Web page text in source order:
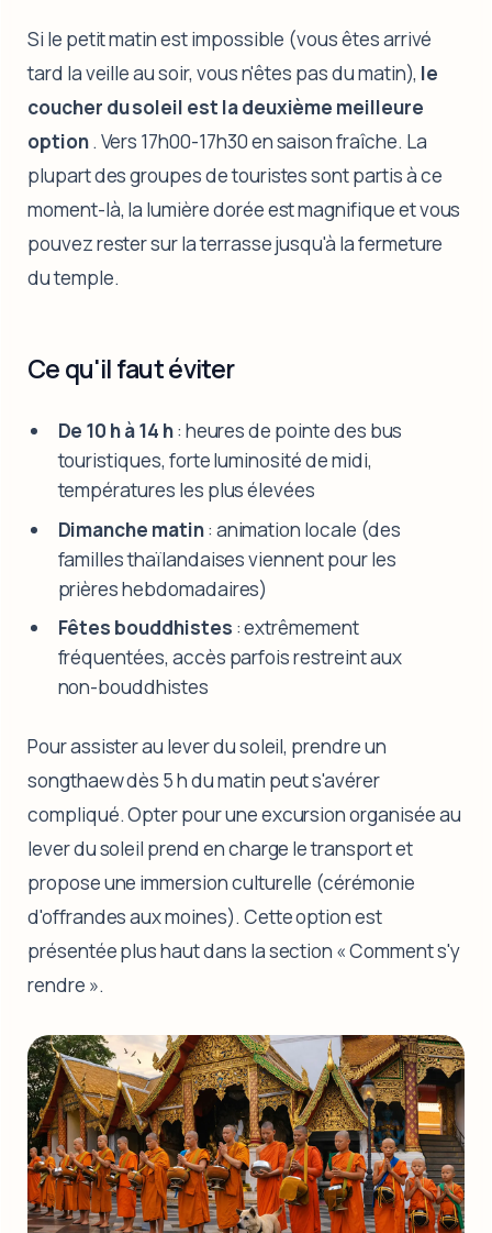
Si le petit matin est impossible (vous êtes arrivé
tard la veille au soir, vous n'êtes pas du matin), le
coucher du soleil est la deuxième meilleure
option. Vers 17h00-17h30 en saison fraîche. La
plupart des groupes de touristes sont partis à ce
moment-là, la lumière dorée est magnifique et vous
pouvez rester sur la terrasse jusqu'à la fermeture
du temple.
Ce qu'il faut éviter
De 10 h à 14 h: heures de pointe des bus
touristiques, forte luminosité de midi,
températures les plus élevées
Dimanche matin: animation locale (des
familles thaïlandaises viennent pour les
prières hebdomadaires)
Fêtes bouddhistes : extrêmement
fréquentées, accès parfois restreint aux
non-bouddhistes
Pour assister au lever du soleil, prendre un
songthaew dès 5 h du matin peut s'avérer
compliqué. Opter pour une excursion organisée au
lever du soleil prend en charge le transport et
propose une immersion culturelle (cérémonie
d'offrandes aux moines). Cette option est
présentée plus haut dans la section « Comment s'y
rendre ».